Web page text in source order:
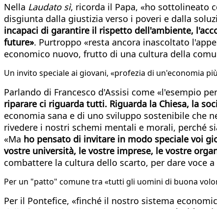
Nella Laudato sì, ricorda il Papa, «ho sottolineato
disgiunta dalla giustizia verso i poveri e dalla
incapaci di garantire il rispetto dell'ambiente,
future». Purtroppo «resta ancora inascoltato
economico nuovo, frutto di una cultura della
Un invito speciale ai giovani, «profezia di un'economia
Parlando di Francesco d'Assisi come «l'esempio
riparare ci riguarda tutti. Riguarda la Chiesa, la
economia sana e di uno sviluppo sostenibile che
rivedere i nostri schemi mentali e morali, perché
«Ma ho pensato di invitare in modo speciale voi
vostre università, le vostre imprese, le vostre
combattere la cultura dello scarto, per dare voce
Per un "patto" comune tra «tutti gli uomini di buona
Per il Pontefice, «finché il nostro sistema